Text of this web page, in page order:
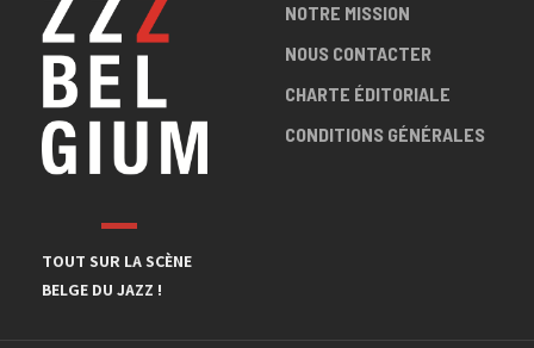
TOUT SUR LA SCÈNE
BELGE DU JAZZ !
NOTRE MISSION
NOUS CONTACTER
CHARTE ÉDITORIALE
CONDITIONS GÉNÉRALES